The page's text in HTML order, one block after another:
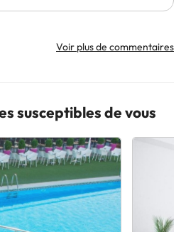
Voir plus de commentaires
susceptibles de vous